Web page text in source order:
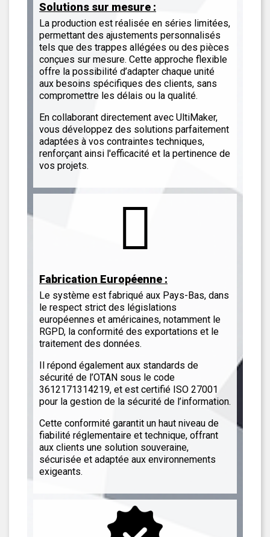
Solutions sur mesure :
La production est réalisée en séries limitées,
permettant des ajustements personnalisés
tels que des trappes allégées ou des pièces
conçues sur mesure. Cette approche flexible
offre la possibilité d’adapter chaque unité
aux besoins spécifiques des clients, sans
compromettre les délais ou la qualité.
En collaborant directement avec UltiMaker,
vous développez des solutions parfaitement
adaptées à vos contraintes techniques,
renforçant ainsi l'efficacité et la pertinence de
vos projets.
Fabrication Européenne :
Le système est fabriqué aux Pays-Bas, dans
le respect strict des législations
européennes et américaines, notamment le
RGPD, la conformité des exportations et le
traitement des données.
Il répond également aux standards de
sécurité de l’OTAN sous le code
3612171314219, et est certifié ISO 27001
pour la gestion de la sécurité de l’information.
Cette conformité garantit un haut niveau de
fiabilité réglementaire et technique, offrant
aux clients une solution souveraine,
sécurisée et adaptée aux environnements
exigeants.